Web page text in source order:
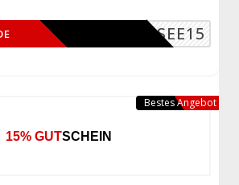
SEE15
15% GUTSCHEIN
Bestes Angebot